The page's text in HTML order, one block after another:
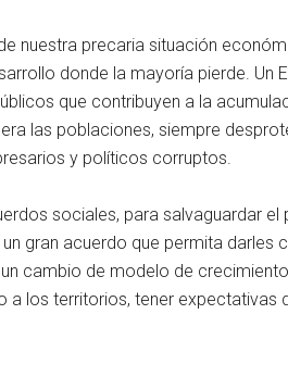
nuestra precaria situación
donde la mayoría pierde. Un
que contribuyen a la
las poblaciones, siempre
y políticos corruptos.
sociales, para salvaguardar
gran acuerdo que permita darles
cambio de modelo de
a los territorios, tener expectativas